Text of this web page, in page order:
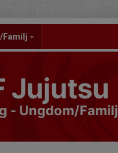
Familj
Jujutsu
- Ungdom/Familj